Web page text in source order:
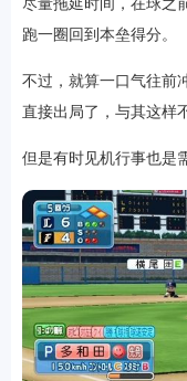
排行
尽量拖延时间，在球之
跑一圈回到本垒得分。
不过，就算一口气往前
直接出局了，与其这样
但是有时见机行事也